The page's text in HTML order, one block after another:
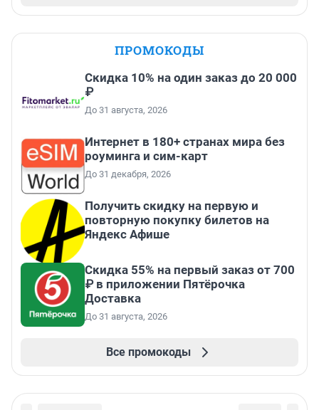
ПРОМОКОДЫ
Скидка 10% на один заказ до 20 000
₽
До 31 августа, 2026
Интернет в 180+ странах мира без
роуминга и сим-карт
До 31 декабря, 2026
Получить скидку на первую и
повторную покупку билетов на
Яндекс Афише
Скидка 55% на первый заказ от 700
₽ в приложении Пятёрочка
Доставка
До 31 августа, 2026
Все промокоды